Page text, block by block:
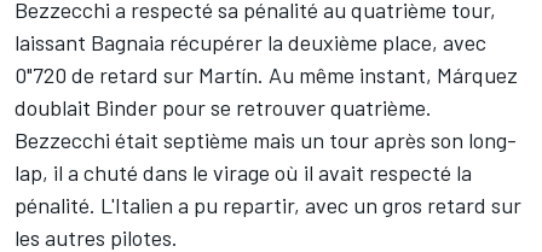
Bezzecchi a respecté sa pénalité au quatrième tour,
laissant Bagnaia récupérer la deuxième place, avec
0"720 de retard sur Martín. Au même instant, Márquez
doublait Binder pour se retrouver quatrième.
Bezzecchi était septième mais un tour après son long-
lap, il a chuté dans le virage où il avait respecté la
pénalité. L'Italien a pu repartir, avec un gros retard sur
les autres pilotes.